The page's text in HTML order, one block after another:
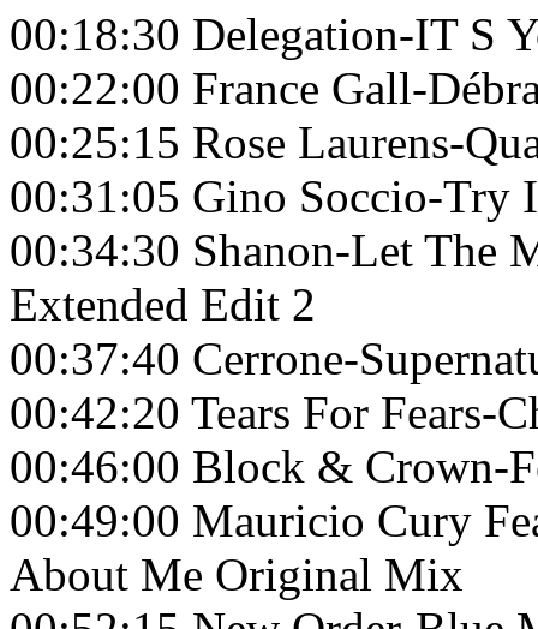
00:18:30 Delegation-IT S
00:22:00 France Gall-
00:25:15 Rose Laurens-
00:31:05 Gino Soccio-Try
00:34:30 Shanon-Let The
Extended Edit 2
00:37:40 Cerrone-
00:42:20 Tears For Fears-
00:46:00 Block & Crown-
00:49:00 Mauricio Cury
About Me Original Mix